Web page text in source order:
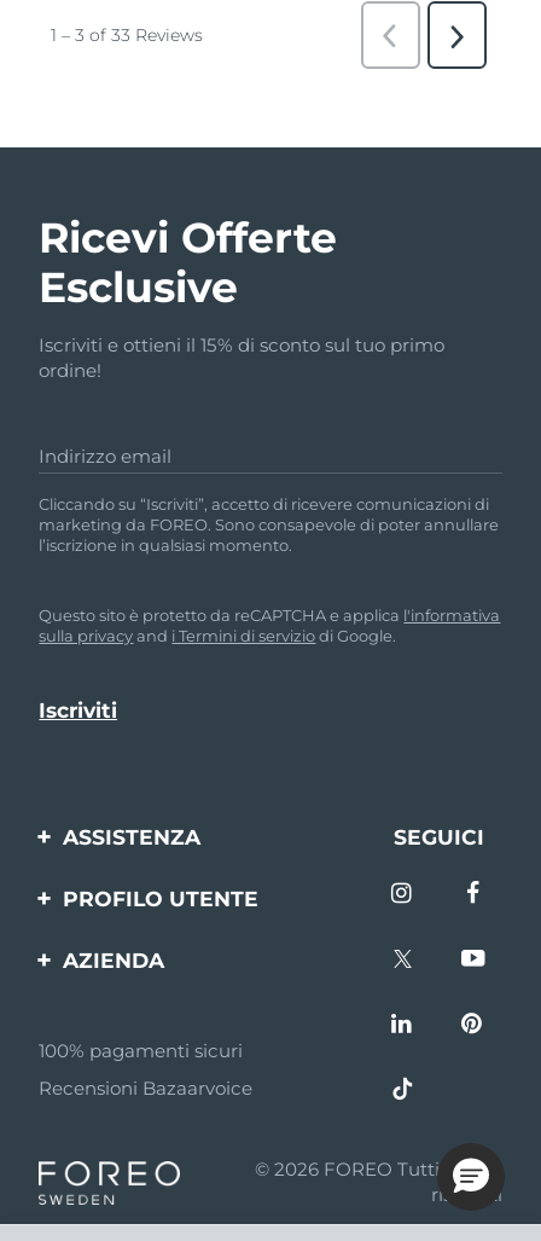
Ricevi Offerte
Esclusive
Iscriviti e ottieni il 15% di sconto sul tuo primo
ordine!
Indirizzo email
Cliccando su “Iscriviti”, accetto di ricevere comunicazioni di
marketing da FOREO. Sono consapevole di poter annullare
l’iscrizione in qualsiasi momento.
Questo sito è protetto da reCAPTCHA e applica l'informativa
sulla privacyand i Termini di serviziodi Google.
ASSISTENZA
Contattaci
batteria
SEGUICI
PROFILO UTENTE
prodotto
AZIENDA
Affiliazione
Notizie di affiliazione
Rivenditori
100% pagamenti sicuri
Recensioni Bazaarvoice
© 2026 FOREO Tutti i diritti
riservati